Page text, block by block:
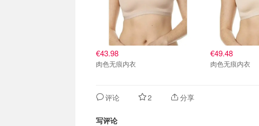
€43.98
肉色无痕内衣
€49.48
肉色无痕内衣
评论 2 分享
写评论